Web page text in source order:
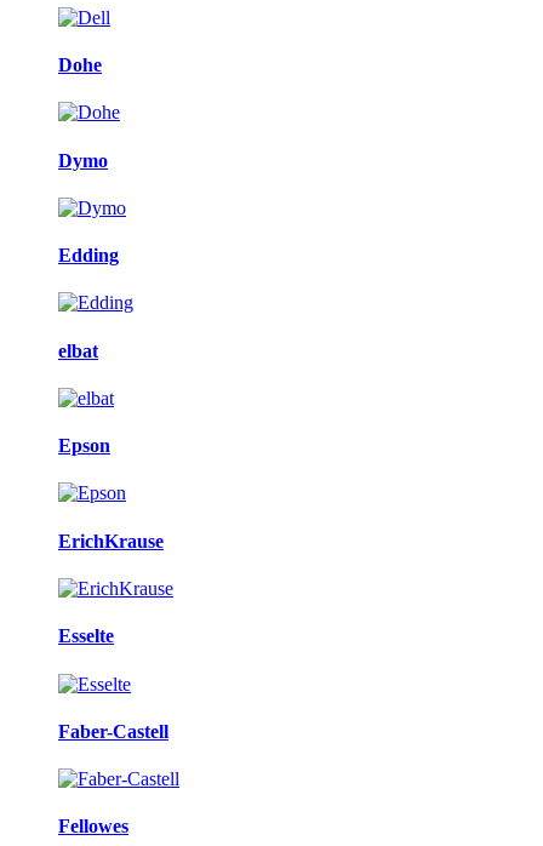
Dohe
Dymo
Edding
elbat
Epson
ErichKrause
Esselte
Faber-Castell
Fellowes